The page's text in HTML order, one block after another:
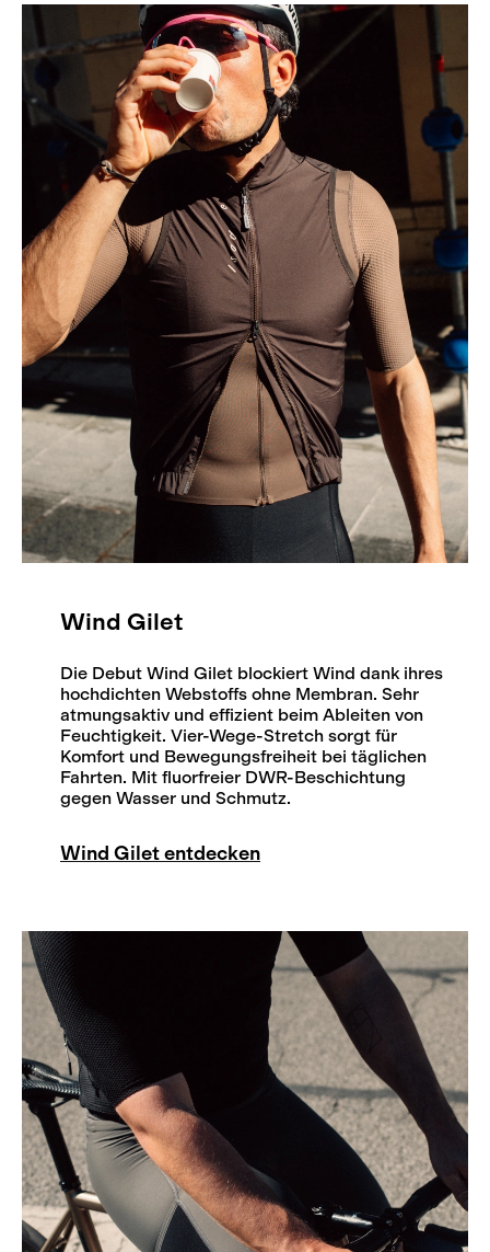
Wind Gilet
Die Debut Wind Gilet blockiert Wind dank ihres
hochdichten Webstoffs ohne Membran. Sehr
atmungsaktiv und effizient beim Ableiten von
Feuchtigkeit. Vier-Wege-Stretch sorgt für
Komfort und Bewegungsfreiheit bei täglichen
Fahrten. Mit fluorfreier DWR-Beschichtung
gegen Wasser und Schmutz.
Wind Gilet entdecken